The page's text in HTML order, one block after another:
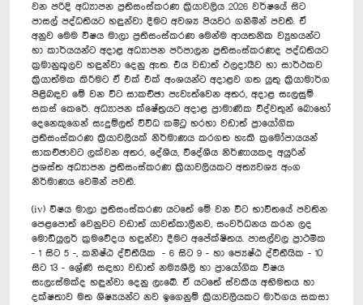
වන පරිදි අධ්‍යාපන ප්‍රතිසංස්කරණ ක්‍රියාවලිය 2026 වර්ෂයේ සිට
පාසල් පද්ධතියට හඳුන්වා දීමට අවශ්‍ය පියවර ගනිමින් පවතී. ඒ
අනුව මෙම විෂය මාලා ප්‍රතිසංස්කරණ මෙන්ම ආයතනික ව්‍යුහයන්ට
හා කාර්යයන්ට අදාළ අධ්‍යාපන පරිපාලන ප්‍රතිසංස්කරණද පද්ධතියට
ක්‍රමානුකූලව හඳුන්වා දෙනු ඇත. එය වඩාත් ඵලදායීව හා සාර්ථකව
ක්‍රියාත්මක කිරීමට ඒ එක් එක් අංශයන්ට අදාළව ගත යුතු ක්‍රියාමාර්ග
පිළිබඳව මේ වන විට සාකච්ඡා පැවැත්වෙන අතර, අදාළ සැලසුම්
සකස් කෙරේ. අධ්‍යාපන ක්ෂේත්‍රයට අදාළ ප්‍රාමාණික විද්වතුන් බොහෝ
දෙනෙකුගෙන් සැදුම්ලත් විවිධ කමිටු හරහා වඩාත් ප්‍රායෝගික
ප්‍රතිසංස්කරණ ක්‍රියාවලියක් නිර්මාණය කරගත හැකි ක්‍රමෝපායයන්
සාකච්ඡාවට ලක්වන අතර, දේශීය, විදේශීය නිර්ණායකද අයුරින්
ප්‍රශස්ත අධ්‍යාපන ප්‍රතිසංස්කරණ ක්‍රියාවලියකට අත්‍යවශ්‍ය අංග
නිර්මාණය වෙමින් පවතී.
(iv) විෂය මාලා ප්‍රතිසංස්කරණ යටතේ මේ වන විට භාවිතයේ පවතින
පෙළපොත් වෙනුවට වඩාත් යාවත්කාලීනව, සංවර්ධනය කරන ලද
මොඩියුලර් ක්‍රමවේදය හඳුන්වා දීමට අපේක්ෂිතය. පාසල්වල ප්‍රාථමික
- 1 සිට 5 -, කනිෂ්ඨ ද්විතීයික - 6 සිට 9 - හා ජ්‍යෙෂ්ඨ ද්විතීයික - 10
සිට 13 - ශ්‍රේණි සඳහා වඩාත් නම්‍යශීලි හා ප්‍රායෝගික විෂය
සැලැස්මක්ද හඳුන්වා දෙනු ලැබේ. ඒ යටතේ ස්වකීය අභිමතය හා
දක්ෂතාව මත ශිෂ්‍යයන්ට නව ඉගෙනුම් ක්‍රියාවලියකට මාර්ගය සකසා